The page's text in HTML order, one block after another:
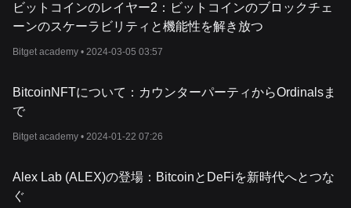
キュリティが強化され、金融取引を銀行のような中央集権的な 組織
くなります。さらに、 STX保有者がBitcoin報酬を獲得できることは
ーとしての
Stacks
暗号資産のダイナミックな世界では、現在のStacks（STX）価格は
熱心に観察する無数の要因に影響されています。
分な情報に基づいた意思決定を行おうとする投資家は、
チメントを測ることができます。
さらに、Stacksの価格はブロックチェーン分野の発展と密接に結び
のブロックチェーンの進歩や更新は
ビットコインのレイヤー2：ビットコインのブロックチェ
ーンのスケーラビリティと機能性を解き放つ
Bitget academy • 2024-03-05 03:57
BitcoinNFTについて：カウンターパーティからOrdinalsま
で
Bitget academy • 2024-01-22 07:26
Alex Lab (ALEX)の登場：BitcoinとDeFiを新時代へとつな
ぐ